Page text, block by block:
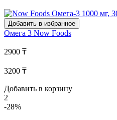
Добавить в избранное
Омега 3 Now Foods
2900 ₸
3200 ₸
Добавить в корзину
2
-28%